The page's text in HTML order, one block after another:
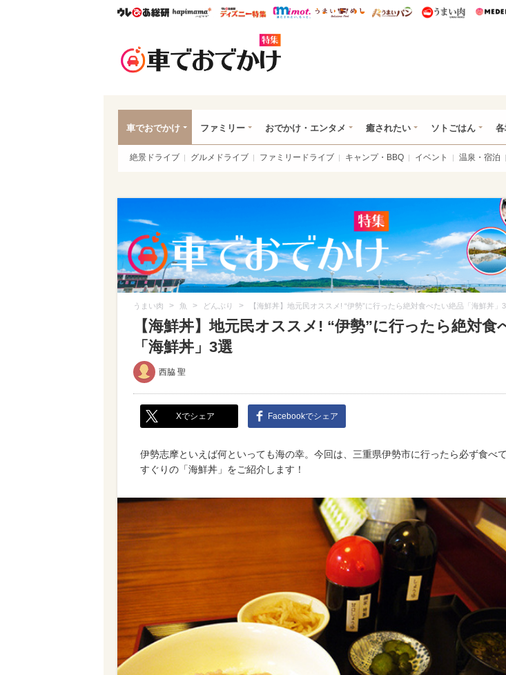
ウレぴあ総研ハピママ* ウレぴあ総研 ディズニー特集
mimot. うまいめし うまいパン うまい
車でおでかけ ファミリー おでかけ・エンタメ 癒されたい ソトごはん
絶景ドライブ グルメドライブ ファミリードライブ キャンプ・BBQ イベント 温泉・宿泊
うまい肉 > 魚 > どんぶり > 【海鮮丼】地元民オススメ! “伊勢”に行ったら絶対食べたい絶品「海鮮丼」
【海鮮丼】地元民オススメ! “伊勢”に行ったら絶対食
「海鮮丼」3選
西脇 聖
Xでシェア Facebookでシェア
伊勢志摩といえば何といっても海の幸。今回は、三重県伊勢市に行ったら必ず食べ
すぐりの「海鮮丼」をご紹介します！